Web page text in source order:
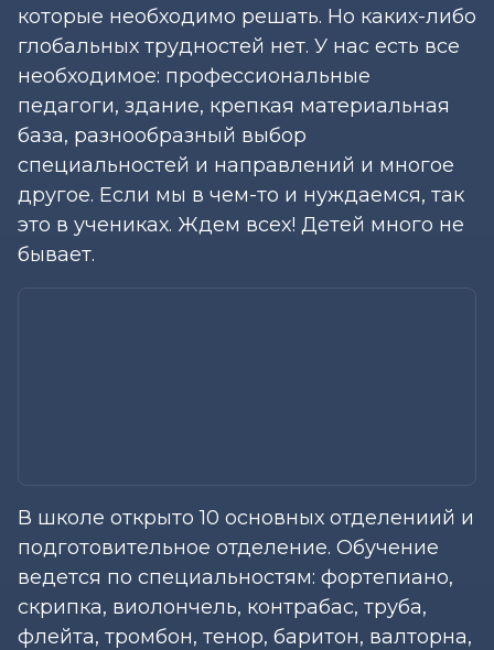
которые необходимо решать. Но каких-либо
глобальных трудностей нет. У нас есть все
необходимое: профессиональные
педагоги, здание, крепкая материальная
база, разнообразный выбор
специальностей и направлений и многое
другое. Если мы в чем-то и нуждаемся, так
это в учениках. Ждем всех! Детей много не
бывает.
В школе открыто 10 основных отделениий и
подготовительное отделение. Обучение
ведется по специальностям: фортепиано,
скрипка, виолончель, контрабас, труба,
флейта, тромбон, тенор, баритон, валторна,